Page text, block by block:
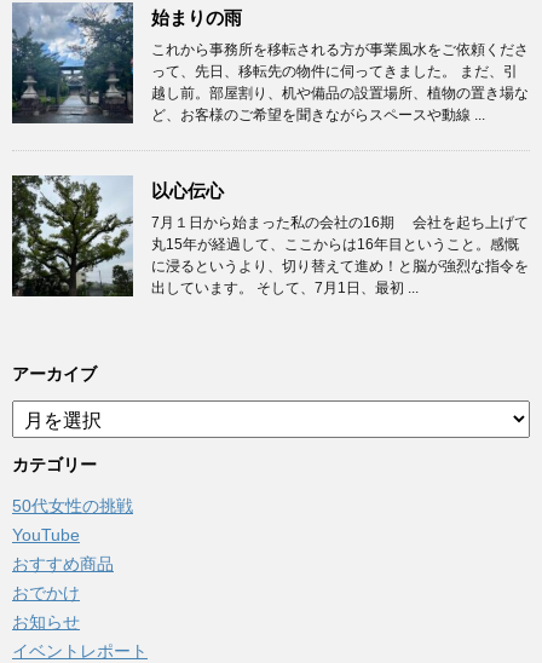
始まりの雨
これから事務所を移転される方が事業風水をご依頼くださ
って、先日、移転先の物件に伺ってきました。 まだ、引
越し前。部屋割り、机や備品の設置場所、植物の置き場な
ど、お客様のご希望を聞きながらスペースや動線 ...
以心伝心
7月１日から始まった私の会社の16期 会社を起ち上げて
丸15年が経過して、ここからは16年目ということ。感慨
に浸るというより、切り替えて進め！と脳が強烈な指令を
出しています。 そして、7月1日、最初 ...
アーカイブ
ア
ー
カ
ブ
カテゴリー
50代女性の挑戦
YouTube
おすすめ商品
おでかけ
お知らせ
イベントレポート